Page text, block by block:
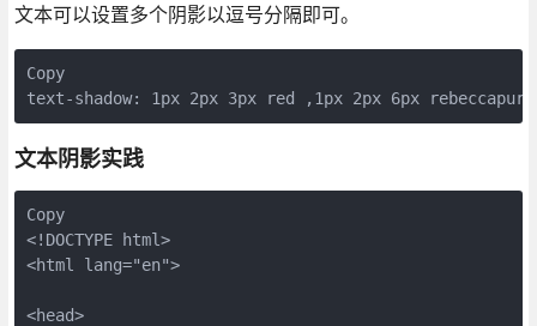
文本可以设置多个阴影以逗号分隔即可。
Copy
text-shadow: 1px 2px 3px red ,1px 2px 6px
文本阴影实践
Copy
<!DOCTYPE html>
<html lang="en">
<head>